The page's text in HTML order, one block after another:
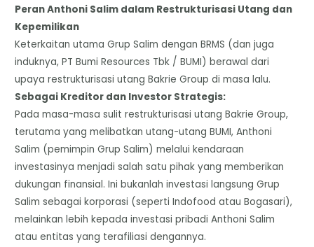
​Peran Anthoni Salim dalam Restrukturisasi Utang dan
Kepemilikan
​Keterkaitan utama Grup Salim dengan BRMS (dan juga
induknya, PT Bumi Resources Tbk / BUMI) berawal dari
upaya restrukturisasi utang Bakrie Group di masa lalu.
​Sebagai Kreditor dan Investor Strategis:
Pada masa-masa sulit restrukturisasi utang Bakrie Group,
terutama yang melibatkan utang-utang BUMI, Anthoni
Salim (pemimpin Grup Salim) melalui kendaraan
investasinya menjadi salah satu pihak yang memberikan
dukungan finansial. Ini bukanlah investasi langsung Grup
Salim sebagai korporasi (seperti Indofood atau Bogasari),
melainkan lebih kepada investasi pribadi Anthoni Salim
atau entitas yang terafiliasi dengannya.